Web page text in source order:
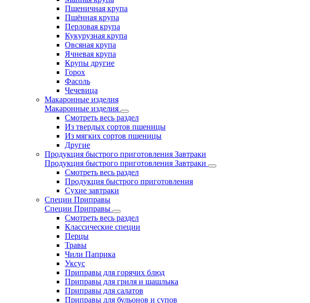
Пшеничная крупа
Пшённая крупа
Перловая крупа
Кукурузная крупа
Овсяная крупа
Ячневая крупа
Крупы другие
Горох
Фасоль
Чечевица
Макаронные изделия
Макаронные изделия
Смотреть весь раздел
Из твердых сортов пшеницы
Из мягких сортов пшеницы
Другие
Продукция быстрого приготовления Завтраки
Продукция быстрого приготовления Завтраки
Смотреть весь раздел
Продукция быстрого приготовления
Сухие завтраки
Специи Приправы
Специи Приправы
Смотреть весь раздел
Классические специи
Перцы
Травы
Чили Паприка
Уксус
Приправы для горячих блюд
Приправы для гриля и шашлыка
Приправы для салатов
Приправы для бульонов и супов